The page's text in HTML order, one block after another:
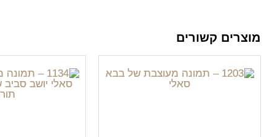
מוצרים קשורים